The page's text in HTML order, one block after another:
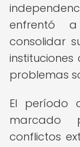
enfrentó
consolidar
problemas
El período
marcado
conflictos